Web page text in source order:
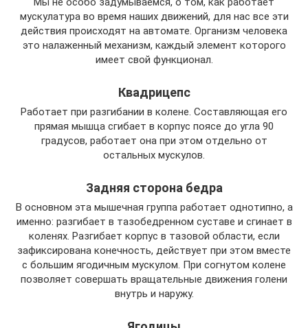
мускулатура во время наших движений, для нас все эти
действия происходят на автомате. Организм человека
это налаженный механизм, каждый элемент которого
имеет свой функционал.
Квадрицепс
Работает при разгибании в колене. Составляющая его
прямая мышца сгибает в корпус поясе до угла 90
градусов, работает она при этом отдельно от
остальных мускулов.
Задняя сторона бедра
В основном эта мышечная группа работает однотипно, а
именно: разгибает в тазобедренном суставе и сгинает в
коленях. Разгибает корпус в тазовой области, если
зафиксирована конечность, действует при этом вместе
с большим ягодичным мускулом. При согнутом колене
позволяет совершать вращательные движения голени
внутрь и наружу.